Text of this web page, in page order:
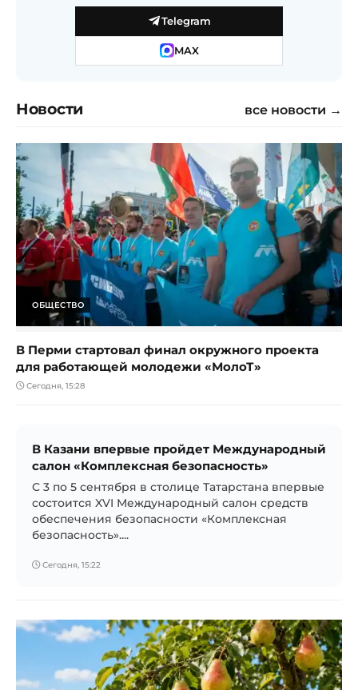
Telegram
MAX
Новости все новости →
ОБЩЕСТВО
В Перми стартовал финал окружного проекта
для работающей молодежи «МолоТ»
Сегодня, 15:28
В Казани впервые пройдет Международный
салон «Комплексная безопасность»
С 3 по 5 сентября в столице Татарстана впервые
состоится XVI Международный салон средств
обеспечения безопасности «Комплексная
безопасность»....
Сегодня, 15:22